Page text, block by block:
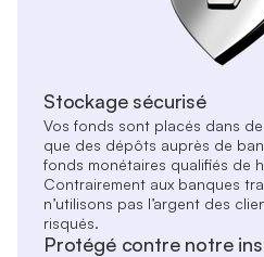
Stockage sécurisé
Vos fonds sont placés dans
que des dépôts auprès de
fonds monétaires qualifiés de
Contrairement aux banques
n’utilisons pas l’argent des
risqués.
Protégé contre notre